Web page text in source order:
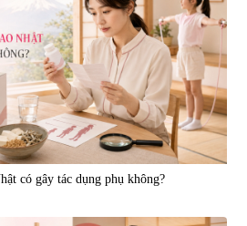
có gây tác dụng phụ không?